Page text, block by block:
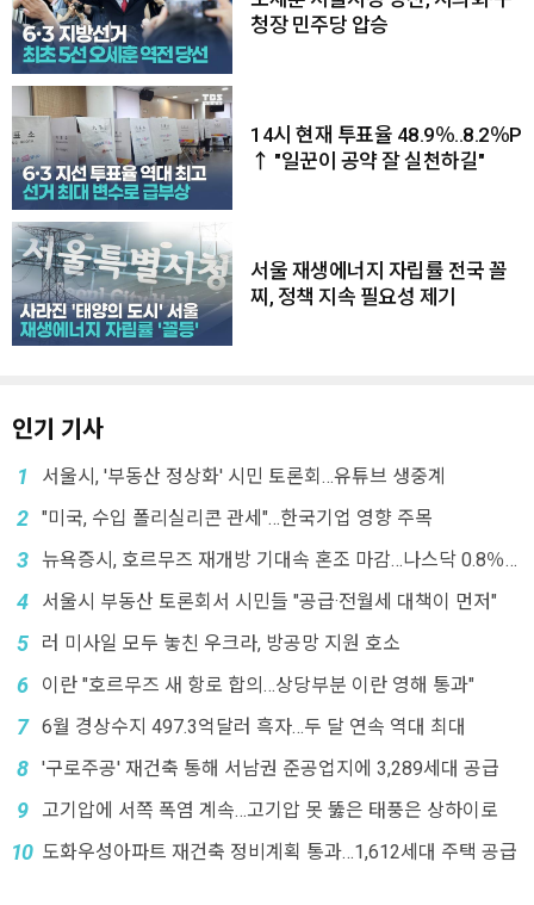
청장 민주당 압승
14시 현재 투표율 48.9％..8.2％P
↑ "일꾼이 공약 잘 실천하길"
서울 재생에너지 자립률 전국 꼴
찌, 정책 지속 필요성 제기
인기 기사
1 서울시, '부동산 정상화' 시민 토론회…유튜브 생중계
2 "미국, 수입 폴리실리콘 관세"…한국기업 영향 주목
3
뉴욕증시, 호르무즈 재개방 기대속 혼조 마감…나스닥 0.8％
4 서울시 부동산 토론회서 시민들 "공급·전월세 대책이 먼저"
5 러 미사일 모두 놓친 우크라, 방공망 지원 호소
6 이란 "호르무즈 새 항로 합의…상당부분 이란 영해 통과"
7 6월 경상수지 497.3억달러 흑자…두 달 연속 역대 최대
8 '구로주공' 재건축 통해 서남권 준공업지에 3,289세대 공급
9 고기압에 서쪽 폭염 계속…고기압 못 뚫은 태풍은 상하이로
10 도화우성아파트 재건축 정비계획 통과…1,612세대 주택 공급